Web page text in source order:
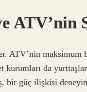
ATV’nin maksimum
kurumları da
bir güç ilişkisi